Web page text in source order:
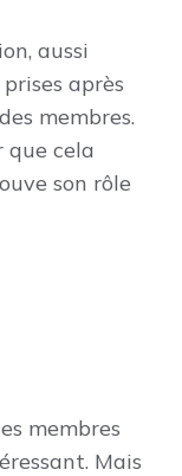
aussi
après
membres.
que cela
son rôle
membres
Mais